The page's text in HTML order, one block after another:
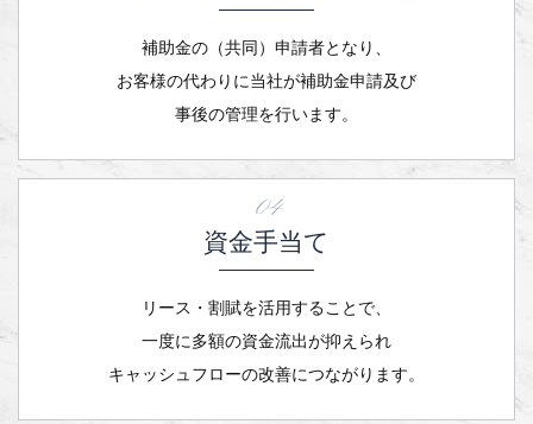
補助金の（共同）申請者となり、
お客様の代わりに当社が補助金申請及び
事後の管理を行います。
04
資金手当て
リース・割賦を活用することで、
一度に多額の資金流出が抑えられ
キャッシュフローの改善につながります。